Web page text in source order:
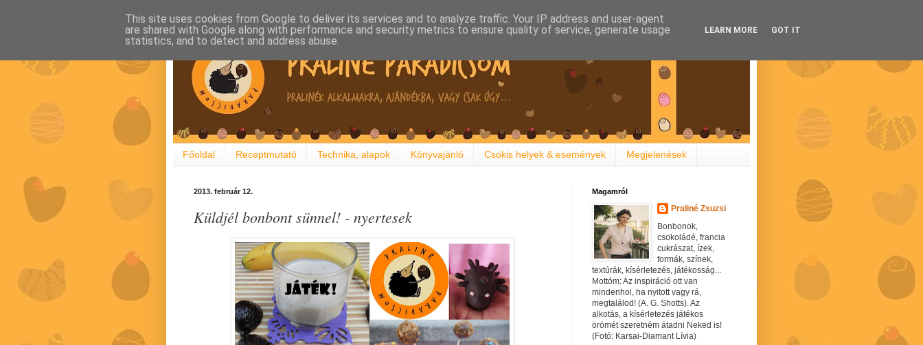
Főoldal Receptmutató Technika, alapok Könyvajánló Csokis helyek & események Megjelenések
2013. február 12.
Küldjél bonbont sünnel! - nyertesek
Magamról
Praliné Zsuzsi
Bonbonok,
csokoládé, francia
cukrászat, ízek,
formák, színek,
textúrák, kísérletezés, játékosság...
Mottóm: Az inspiráció ott van
mindenhol, ha nyitott vagy rá,
megtalálod! (A. G. Shotts). Az
alkotás, a kísérletezés játékos
örömét szeretném átadni Neked is!
(Fotó: Karsai-Diamant Lívia)
This site uses cookies from Google to deliver its services and to analyze traffic. Your IP address and user-agent
are shared with Google along with performance and security metrics to ensure quality of service, generate usage
statistics, and to detect and address abuse.
LEARN MORE GOT IT